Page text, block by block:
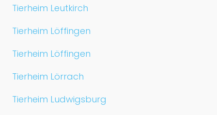
Tierheim Leutkirch
Tierheim Löffingen
Tierheim Löffingen
Tierheim Lörrach
Tierheim Ludwigsburg